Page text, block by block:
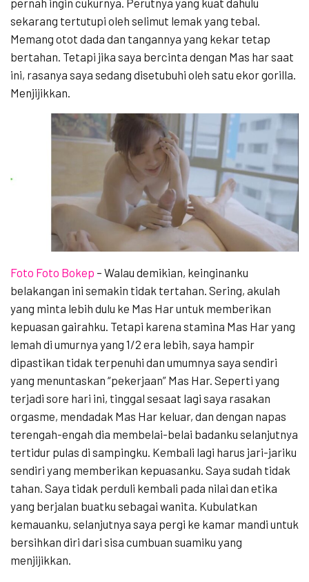
pernah ingin cukurnya. Perutnya yang kuat dahulu
sekarang tertutupi oleh selimut lemak yang tebal.
Memang otot dada dan tangannya yang kekar tetap
bertahan. Tetapi jika saya bercinta dengan Mas har saat
ini, rasanya saya sedang disetubuhi oleh satu ekor gorilla.
Menjijikkan.
Foto Foto Bokep – Walau demikian, keinginanku
belakangan ini semakin tidak tertahan. Sering, akulah
yang minta lebih dulu ke Mas Har untuk memberikan
kepuasan gairahku. Tetapi karena stamina Mas Har yang
lemah di umurnya yang 1/2 era lebih, saya hampir
dipastikan tidak terpenuhi dan umumnya saya sendiri
yang menuntaskan “pekerjaan” Mas Har. Seperti yang
terjadi sore hari ini, tinggal sesaat lagi saya rasakan
orgasme, mendadak Mas Har keluar, dan dengan napas
terengah-engah dia membelai-belai badanku selanjutnya
tertidur pulas di sampingku. Kembali lagi harus jari-jariku
sendiri yang memberikan kepuasanku. Saya sudah tidak
tahan. Saya tidak perduli kembali pada nilai dan etika
yang berjalan buatku sebagai wanita. Kubulatkan
kemauanku, selanjutnya saya pergi ke kamar mandi untuk
bersihkan diri dari sisa cumbuan suamiku yang
menjijikkan.